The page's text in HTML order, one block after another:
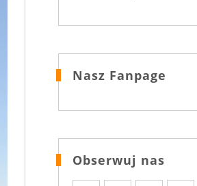
Nasz Fanpage
Obserwuj nas